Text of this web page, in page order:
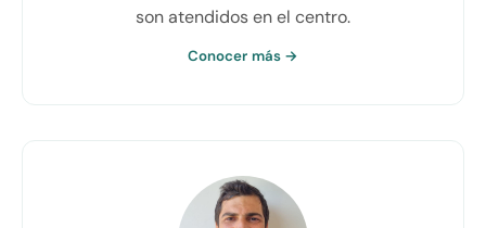
son atendidos en el centro.
Conocer más →